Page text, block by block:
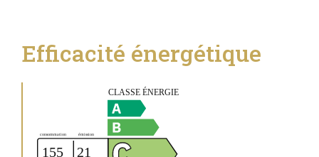
Efficacité énergétique